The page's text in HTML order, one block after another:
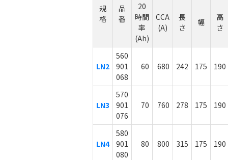
規
格
品
番
20
時間
率
(Ah)
CCA
(A)
長
さ
幅
高
さ
LN2
560
901
068
60 680 242 175 190
LN3
570
901
076
70 760 278 175 190
LN4
580
901
080
80 800 315 175 190